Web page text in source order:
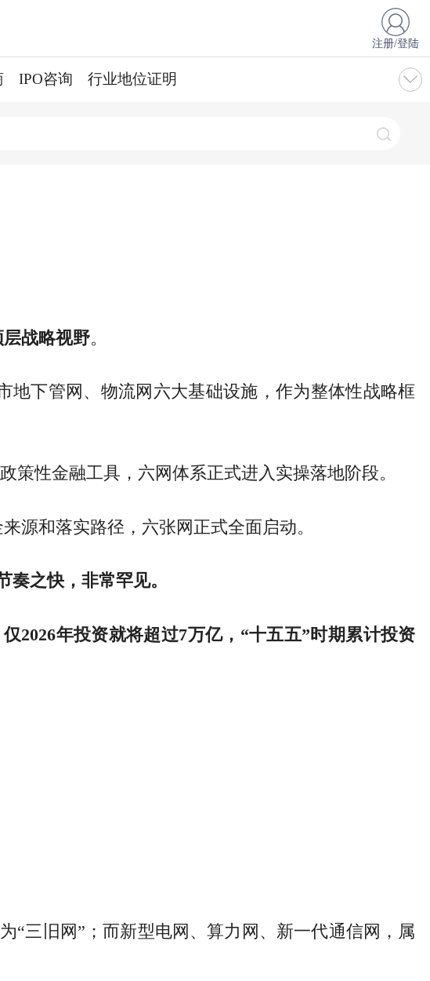
注册/登陆
IPO咨询 行业地位证明
战略视野。
地下管网、物流网六大基础设施，作为整体性战略框
策性金融工具，六网体系正式进入实操落地阶段。
源和落实路径，六张网正式全面启动。
之快，非常罕见。
仅2026年投资就将超过7万亿，“十五五”时期累计投资
“三旧网”；而新型电网、算力网、新一代通信网，属